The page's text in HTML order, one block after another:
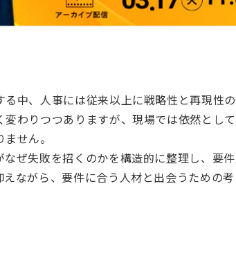
中、人事には従来以上に戦略性と再現性
わりつつありますが、現場では依然とし
せん。
ぜ失敗を招くのかを構造的に整理し、要
ながら、要件に合う人材と出会うための